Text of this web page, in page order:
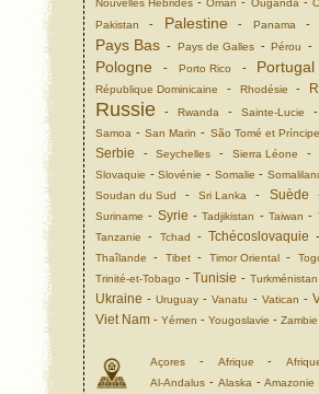
Nouvelles Hébrides Oman Ouganda
Pakistan - Palestine - Panama -
Pays Bas - Pays de Galles-Pérou -
Pologne - Porto Rico - Portugal
République Dominicaine - Rhodésie -
Russie - Rwanda - Sainte-Lucie -
Samoa -San Marin - São Tomé et Príncipe
Serbie -Seychelles - Sierra Léone -
Slovaquie -Slovénie - Somalie -
Soudan du Sud -Sri Lanka - Suède
Suriname - Syrie -Tadjikistan -Taiwan -
Tanzanie - Tchad -Tchécoslovaquie
Thaîlande - Tibet- Timor Oriental-
Trinité-et-Tobago -Tunisie - Turkménistan
Ukraine -Uruguay -Vanatu - Vatican -
Viet Nam - Yémen - Yougoslavie - Zambie
Açores - Afrique -
Al-Andalus - Alaska -Amazonie